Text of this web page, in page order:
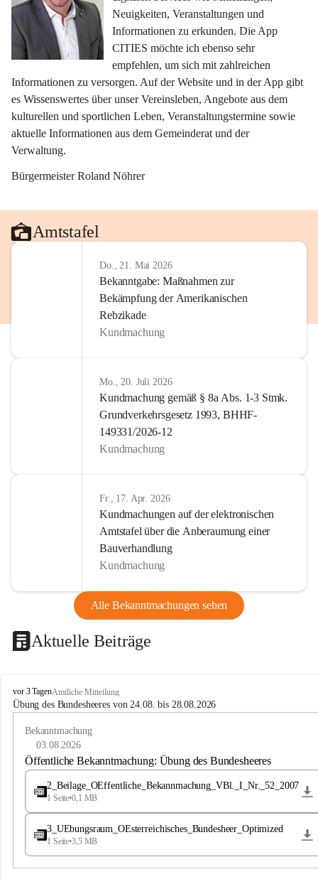
Neuigkeiten, Veranstaltungen und
Informationen zu erkunden. Die App
CITIES möchte ich ebenso sehr
empfehlen, um sich mit zahlreichen
Informationen zu versorgen. Auf der Website und in der App gibt
es Wissenswertes über unser Vereinsleben, Angebote aus dem
kulturellen und sportlichen Leben, Veranstaltungstermine sowie
aktuelle Informationen aus dem Gemeinderat und der
Verwaltung.
Bürgermeister Roland Nöhrer
Amtstafel
Do., 21. Mai 2026
Bekanntgabe: Maßnahmen zur
Bekämpfung der Amerikanischen
Rebzikade
Kundmachung
Mo., 20. Juli 2026
Kundmachung gemäß § 8a Abs. 1-3 Stmk.
Grundverkehrsgesetz 1993, BHHF-
149331/2026-12
Kundmachung
Fr., 17. Apr. 2026
Kundmachungen auf der elektronischen
Amtstafel über die Anberaumung einer
Bauverhandlung
Kundmachung
Alle Bekanntmachungen sehen
Aktuelle Beiträge
B
u
e
vor 3 TagenAmtliche Mitteilung
Übung des Bundesheeres von 24.08. bis 28.08.2026
Bekanntmachung
03.08.2026
Öffentliche Bekanntmachung: Übung des Bundesheeres
2_Beilage_OEffentliche_Bekannmachung_VBl._I_Nr._52_2007
1 Seite•0,1 MB
3_UEbungsraum_OEsterreichisches_Bundesheer_Optimized
1 Seite•3,5 MB